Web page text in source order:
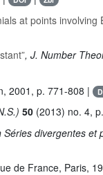
at points involving
, J. Number
2001, p. 771-808 |
50 (2013) no. 4,
Séries divergentes et
de France, Paris,